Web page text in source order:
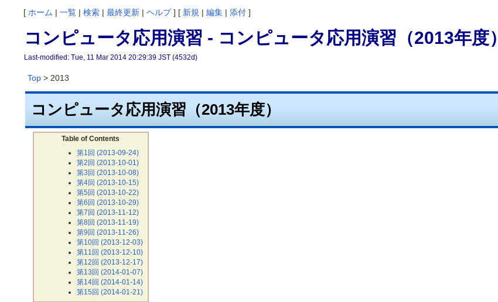
[ ホーム | 一覧| 検索| 最終更新| ヘルプ] [ 新規 | 編集| 添付]
コンピュータ応用演習 - コンピュータ応用演習（2013年度）
Last-modified: Tue, 11 Mar 2014 20:29:39 JST (4532d)
Top> 2013
コンピュータ応用演習（2013年度）
Table of Contents
第1回 (2013-09-24)
第2回 (2013-10-01)
第3回 (2013-10-08)
第4回 (2013-10-15)
第5回 (2013-10-22)
第6回 (2013-10-29)
第7回 (2013-11-12)
第8回 (2013-11-19)
第9回 (2013-11-26)
第10回 (2013-12-03)
第11回 (2013-12-10)
第12回 (2013-12-17)
第13回 (2014-01-07)
第14回 (2014-01-14)
第15回 (2014-01-21)